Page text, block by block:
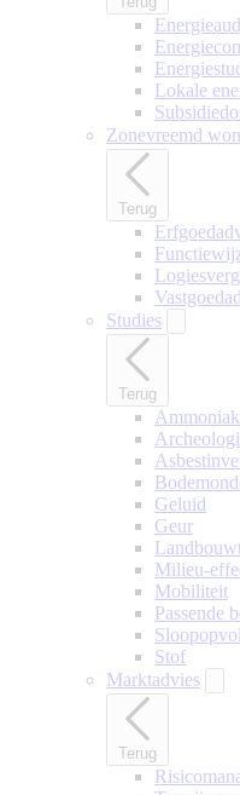
Lokale
Zonevreemd
Terug
Studies
Terug
Ammoniak
Geluid
Geur
Milieu-
Mobiliteit
Passende
Stof
Marktadvies
Terug